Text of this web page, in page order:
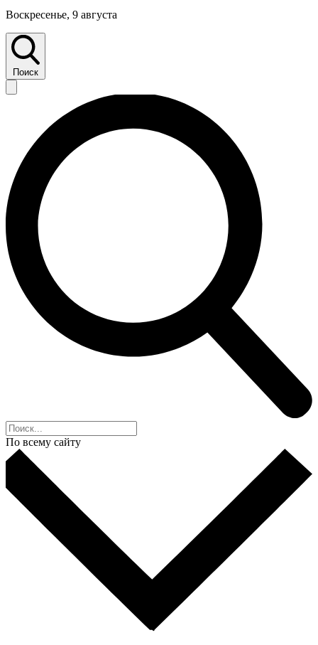
Воскресенье, 9 августа
Поиск
По всему сайту